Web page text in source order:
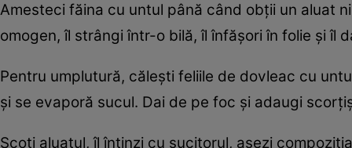
Amesteci făina cu untul până când obții un aluat
omogen, îl strângi într-o bilă, îl înfășori în folie și îl
Pentru umplutură, călești feliile de dovleac cu
și se evaporă sucul. Dai de pe foc și adaugi
Scoți aluatul, îl întinzi cu sucitorul, așezi